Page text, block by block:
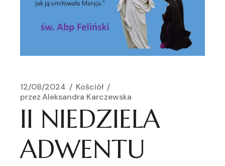
12/08/2024
Kościół
przez Aleksandra Karczewska
II NIEDZIELA
ADWENTU